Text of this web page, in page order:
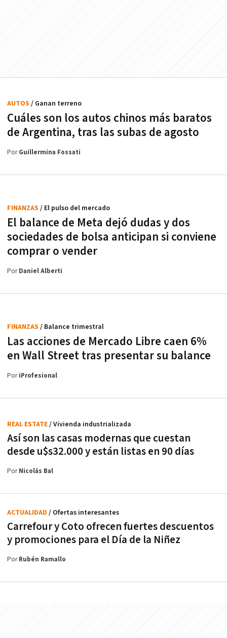
Cuáles son los autos chinos más baratos
de Argentina, tras las subas de agosto
AUTOS / Ganan terreno
PorGuillermina Fossati
El balance de Meta dejó dudas y dos
sociedades de bolsa anticipan si conviene
comprar o vender
FINANZAS / El pulso del mercado
PorDaniel Alberti
Las acciones de Mercado Libre caen 6%
en Wall Street tras presentar su balance
FINANZAS / Balance trimestral
PoriProfesional
Así son las casas modernas que cuestan
desde u$s32.000 y están listas en 90 días
REAL ESTATE/ Vivienda industrializada
PorNicolás Bal
Carrefour y Coto ofrecen fuertes descuentos
y promociones para el Día de la Niñez
ACTUALIDAD / Ofertas interesantes
PorRubén Ramallo